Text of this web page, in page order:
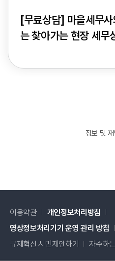
[무료상담] 마을세무
는 찾아가는 현장 세무
정보 및
이용약관
개인정보처리방침
영상정보처리기기 운영 관리 방침
규제혁신 시민제안하기 새창 열림
자주하